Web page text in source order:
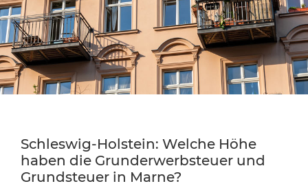
Schleswig-Holstein: Welche Höhe
haben die Grunderwerbsteuer und
Grundsteuer in Marne?